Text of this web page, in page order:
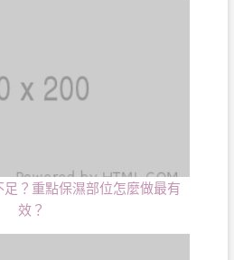
？重點保濕部位怎麼做最有
效？